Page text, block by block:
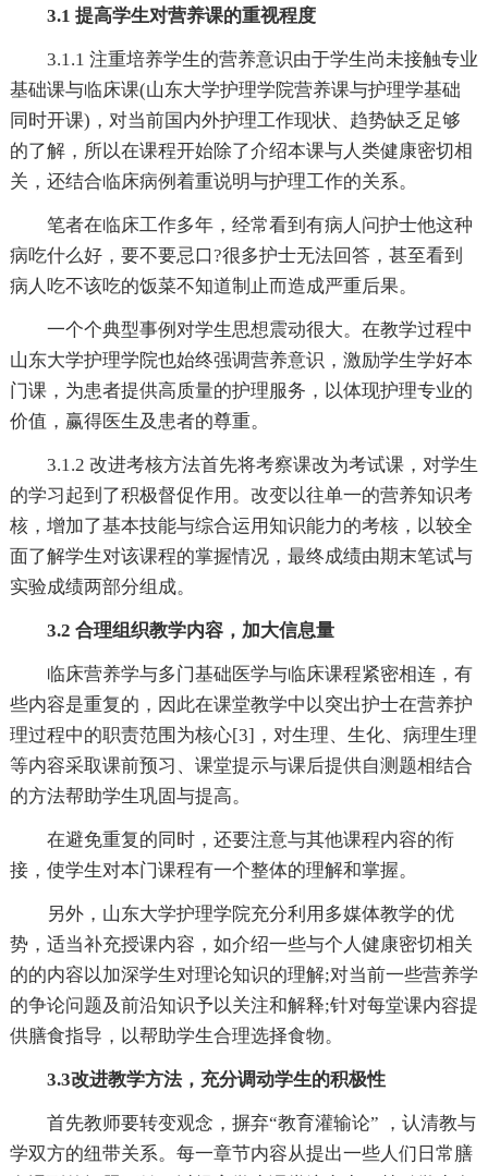
3.1 提高学生对营养课的重视程度
3.1.1 注重培养学生的营养意识由于学生尚未接触专业
基础课与临床课(山东大学护理学院营养课与护理学基础
同时开课)，对当前国内外护理工作现状、趋势缺乏足够
的了解，所以在课程开始除了介绍本课与人类健康密切相
关，还结合临床病例着重说明与护理工作的关系。
笔者在临床工作多年，经常看到有病人问护士他这种
病吃什么好，要不要忌口?很多护士无法回答，甚至看到
病人吃不该吃的饭菜不知道制止而造成严重后果。
一个个典型事例对学生思想震动很大。在教学过程中
山东大学护理学院也始终强调营养意识，激励学生学好本
门课，为患者提供高质量的护理服务，以体现护理专业的
价值，赢得医生及患者的尊重。
3.1.2 改进考核方法首先将考察课改为考试课，对学生
的学习起到了积极督促作用。改变以往单一的营养知识考
核，增加了基本技能与综合运用知识能力的考核，以较全
面了解学生对该课程的掌握情况，最终成绩由期末笔试与
实验成绩两部分组成。
3.2 合理组织教学内容，加大信息量
临床营养学与多门基础医学与临床课程紧密相连，有
些内容是重复的，因此在课堂教学中以突出护士在营养护
理过程中的职责范围为核心[3]，对生理、生化、病理生理
等内容采取课前预习、课堂提示与课后提供自测题相结合
的方法帮助学生巩固与提高。
在避免重复的同时，还要注意与其他课程内容的衔
接，使学生对本门课程有一个整体的理解和掌握。
另外，山东大学护理学院充分利用多媒体教学的优
势，适当补充授课内容，如介绍一些与个人健康密切相关
的的内容以加深学生对理论知识的理解;对当前一些营养学
的争论问题及前沿知识予以关注和解释;针对每堂课内容提
供膳食指导，以帮助学生合理选择食物。
3.3改进教学方法，充分调动学生的积极性
首先教师要转变观念，摒弃“教育灌输论” ，认清教与
学双方的纽带关系。每一章节内容从提出一些人们日常膳